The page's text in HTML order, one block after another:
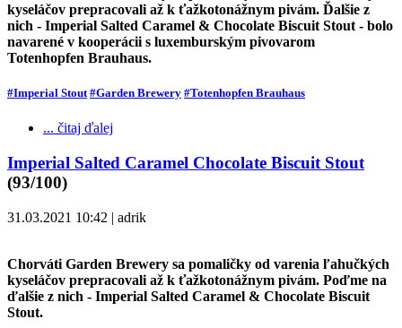
kyseláčov prepracovali až k ťažkotonážnym pivám. Ďalšie z
nich - Imperial Salted Caramel & Chocolate Biscuit Stout - bolo
navarené v kooperácii s luxemburským pivovarom
Totenhopfen Brauhaus.
#Imperial Stout #Garden Brewery #Totenhopfen Brauhaus
... čitaj ďalej
Imperial Salted Caramel Chocolate Biscuit Stout
(93/100)
31.03.2021 10:42 | adrik
Chorváti Garden Brewery sa pomaličky od varenia ľahučkých
kyseláčov prepracovali až k ťažkotonážnym pivám. Poďme na
ďalšie z nich - Imperial Salted Caramel & Chocolate Biscuit
Stout.